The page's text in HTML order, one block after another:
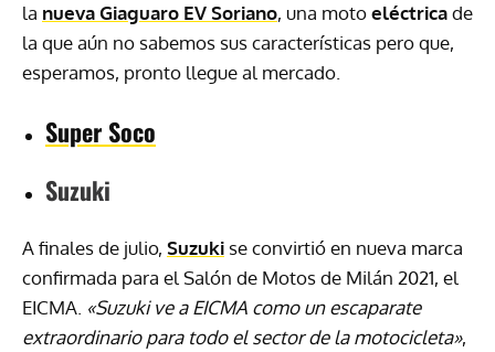
la nueva Giaguaro EV Soriano, una motoeléctricade
la que aún no sabemos sus características pero que,
esperamos, pronto llegue al mercado.
Super Soco
Suzuki
A finales de julio, Suzuki se convirtió en nueva marca
confirmada para el Salón de Motos de Milán 2021, el
EICMA. «Suzuki ve a EICMA como un escaparate
extraordinario para todo el sector de la motocicleta»,